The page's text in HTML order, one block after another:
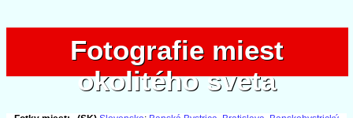
Fotografie miest
okolitého sveta
Fotografie miest
okolitého sveta